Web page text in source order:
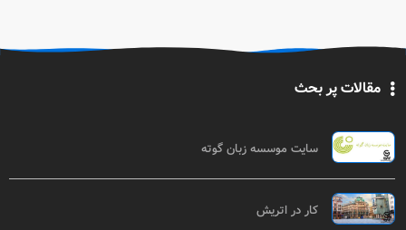
مقالات پر بحث
سایت موسسه زبان گوته
کار در اتریش